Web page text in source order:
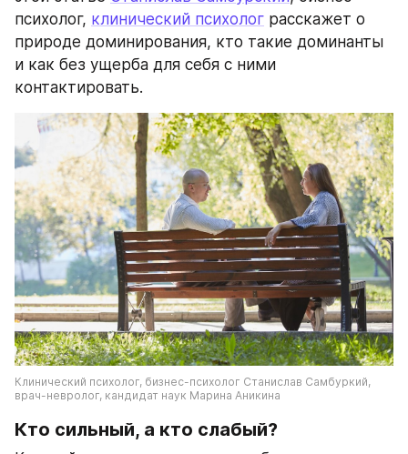
психолог, клинический психолог расскажет о
природе доминирования, кто такие доминанты
и как без ущерба для себя с ними
контактировать.
Клинический психолог, бизнес-психолог Станислав Самбуркий,
врач-невролог, кандидат наук Марина Аникина
Кто сильный, а кто слабый?